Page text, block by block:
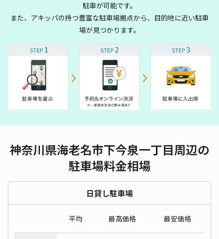
駐車が可能です。
また、アキッパの持つ豊富な駐車場拠点から、目的地に近い駐車
場が見つかります。
神奈川県海老名市下今泉一丁目周辺の
駐車場料金相場
日貸し駐車場
平均 最高価格 最安価格